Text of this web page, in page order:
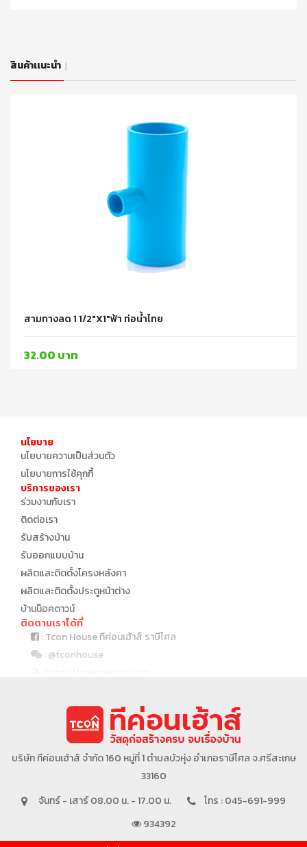
สินค้าเเนะนำ
สามทางลด 1 1/2"x1"ฟ้า ท่อน้ำไทย
32.00 บาท
นโยบาย
นโยบายความเป็นส่วนตัว
นโยบายการใช้คุกกี้
บริการของเรา
ร่วมงานกับเรา
ติดต่อเรา
รับสร้างบ้าน
รับออกแบบบ้าน
ผลิตและติดตั้งโครงหลังคา
ผลิตและติดตั้งประตูหน้าต่าง
บ้านน็อคดาวน์
ติดตามเราได้ที่
: Tcon House ทีค่อนเฮ้าส์ ราษีไศล
: @tconhouse
บริษัทในเครือ
บริษัท ทีค่อนเฮ้าส์ จำกัด 160 หมู่ที่ 1 ตำบลบัวหุ่ง อำเภอราษีไศล จ.ศรีสะเกษ
33160
จันทร์ - เสาร์ 08.00 น. - 17.00 น.
โทร : 045-691-999
934392